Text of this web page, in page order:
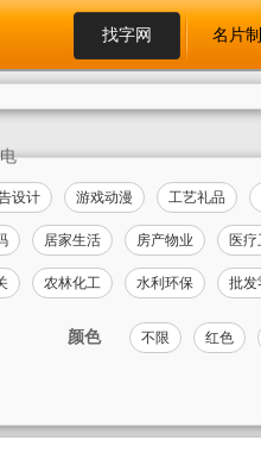
找字网 名片
设计 游戏动漫 工艺礼品
居家生活 房产物业 医
农林化工 水利环保 批发
颜色 不限 红色